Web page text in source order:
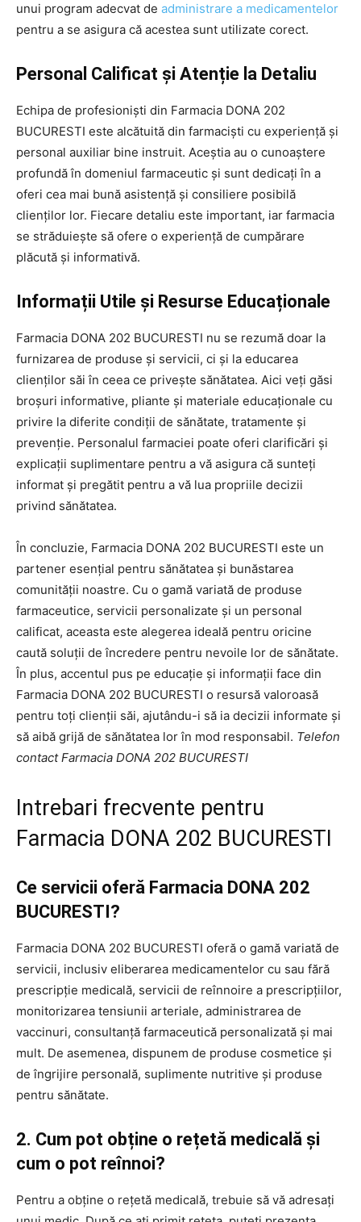
unui program adecvat de administrare a medicamentelor
pentru a se asigura că acestea sunt utilizate corect.
Personal Calificat și Atenție la Detaliu
Echipa de profesioniști din Farmacia DONA 202
BUCURESTI este alcătuită din farmaciști cu experiență și
personal auxiliar bine instruit. Aceștia au o cunoaștere
profundă în domeniul farmaceutic și sunt dedicați în a
oferi cea mai bună asistență și consiliere posibilă
clienților lor. Fiecare detaliu este important, iar farmacia
se străduiește să ofere o experiență de cumpărare
plăcută și informativă.
Informații Utile și Resurse Educaționale
Farmacia DONA 202 BUCURESTI nu se rezumă doar la
furnizarea de produse și servicii, ci și la educarea
clienților săi în ceea ce privește sănătatea. Aici veți găsi
broșuri informative, pliante și materiale educaționale cu
privire la diferite condiții de sănătate, tratamente și
prevenție. Personalul farmaciei poate oferi clarificări și
explicații suplimentare pentru a vă asigura că sunteți
informat și pregătit pentru a vă lua propriile decizii
privind sănătatea.
În concluzie, Farmacia DONA 202 BUCURESTI este un
partener esențial pentru sănătatea și bunăstarea
comunității noastre. Cu o gamă variată de produse
farmaceutice, servicii personalizate și un personal
calificat, aceasta este alegerea ideală pentru oricine
caută soluții de încredere pentru nevoile lor de sănătate.
În plus, accentul pus pe educație și informații face din
Farmacia DONA 202 BUCURESTI o resursă valoroasă
pentru toți clienții săi, ajutându-i să ia decizii informate și
să aibă grijă de sănătatea lor în mod responsabil. Telefon
contact Farmacia DONA 202 BUCURESTI
Intrebari frecvente pentru
Farmacia DONA 202 BUCURESTI
Ce servicii oferă Farmacia DONA 202
BUCURESTI?
Farmacia DONA 202 BUCURESTI oferă o gamă variată de
servicii, inclusiv eliberarea medicamentelor cu sau fără
prescripție medicală, servicii de reînnoire a prescripțiilor,
monitorizarea tensiunii arteriale, administrarea de
vaccinuri, consultanță farmaceutică personalizată și mai
mult. De asemenea, dispunem de produse cosmetice și
de îngrijire personală, suplimente nutritive și produse
pentru sănătate.
2. Cum pot obține o rețetă medicală și
cum o pot reînnoi?
Pentru a obține o rețetă medicală, trebuie să vă adresați